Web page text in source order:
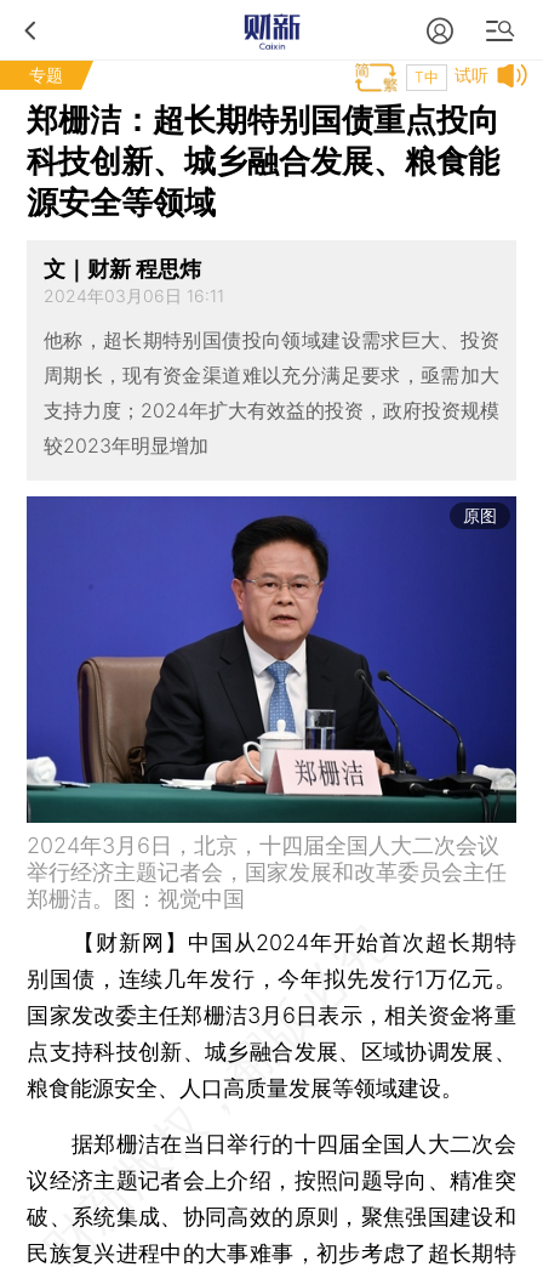
专题 试听
T中
郑栅洁：超长期特别国债重点投向
科技创新、城乡融合发展、粮食能
源安全等领域
文｜财新 程思炜
2024年03月06日 16:11
他称，超长期特别国债投向领域建设需求巨大、投资
周期长，现有资金渠道难以充分满足要求，亟需加大
支持力度；2024年扩大有效益的投资，政府投资规模
较2023年明显增加
原图
2024年3月6日，北京，十四届全国人大二次会议
举行经济主题记者会，国家发展和改革委员会主任
郑栅洁。图：视觉中国
【财新网】 中国从2024年开始首次超长期特
别国债，连续几年发行，今年拟先发行1万亿元。
国家发改委主任郑栅洁3月6日表示，相关资金将重
点支持科技创新、城乡融合发展、区域协调发展、
粮食能源安全、人口高质量发展等领域建设。
据郑栅洁在当日举行的十四届全国人大二次会
议经济主题记者会上介绍，按照问题导向、精准突
破、系统集成、协同高效的原则，聚焦强国建设和
民族复兴进程中的大事难事，初步考虑了超长期特